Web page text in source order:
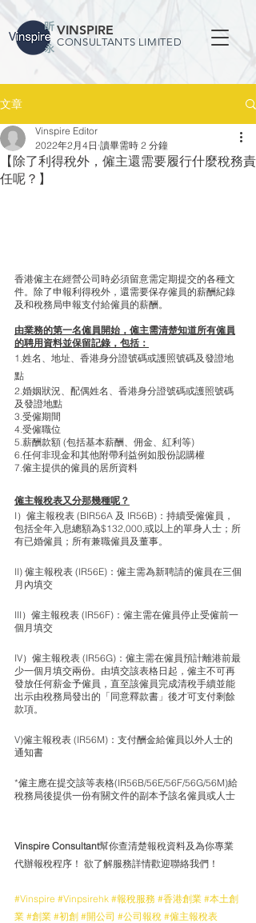
VINSPIRE
CONSULTANTS LIMITED
文章
【除了利得稅外，僱主還需要履行什麼稅務責
任呢？】
Vinspire Editor
2022年2月4日 讀畢需時 2 分鐘
香港僱主在經營公司時必須留意需定期提交的各種文
件。除了申報利得稅外，還需要保存僱員的薪酬紀錄
及和稅務局申報支付給僱員的薪酬。
由業務的第一名僱員開始，僱主需清楚知道所有僱員
的聘用資料並保留記錄，包括：
1.姓名、地址、香港身分證號碼或護照號碼及發證地
點
2.婚姻狀況、配偶姓名、香港身分證號碼或護照號碼
及發證地點
3.受僱期間
4.受僱職位
5.薪酬款額 (包括基本薪酬、佣金、紅利等)
6.任何非現金和其他附帶利益例如股份認購權
7.僱主提供的僱員的居所資料
僱主報稅表又分那幾種呢？
I）僱主報稅表 (BIR56A 及 IR56B)：持續受僱僱員，
包括全年入息總額為$132,000,或以上的單身人士；所
有已婚僱員；所有兼職僱員及董事。
II) 僱主報稅表 (IR56E)：僱主需為新聘請的僱員在三個
月內填交
III）僱主報稅表 (IR56F)：僱主需在僱員停止受僱前一
個月填交
IV）僱主報稅表 (IR56G)：僱主需在僱員預計離港前最
少一個月填交兩份。由填交該表格日起，僱主不可再
發放任何薪金予僱員，直至該僱員完成清稅手續並能
出示由稅務局發出的「同意釋款書」後才可支付剩餘
款項。
V)僱主報稅表 (IR56M)：支付酬金給僱員以外人士的
通知書
*僱主應在提交該等表格(IR56B/56E/56F/56G/56M)給
稅務局後提供一份有關文件的副本予該名僱員或人士
Vinspire Consultant幫你查清楚報稅資料及為你專業
代辦報稅程序！ 欲了解服務詳情歡迎聯絡我們！
#Vinspire #Vinpsirehk #報稅服務 #香港創業 #本土創
業 #創業 #初創 #開公司 #公司報稅 #僱主報稅表